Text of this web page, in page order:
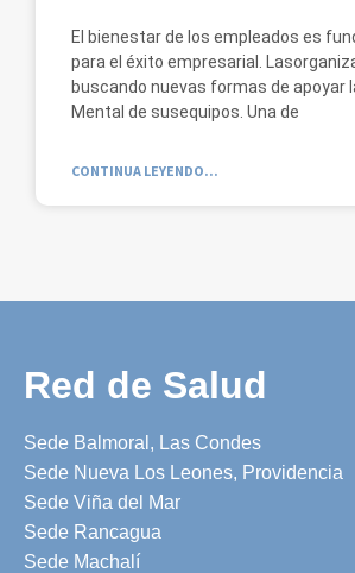
El bienestar de los empleados es
para el éxito empresarial.
buscando nuevas formas de apoyar
Mental de susequipos. Una de
CONTINUA LEYENDO...
Red de Salud
Sede Balmoral, Las Condes
Sede Nueva Los Leones, Providencia
Sede Viña del Mar
Sede Rancagua
Sede Machalí